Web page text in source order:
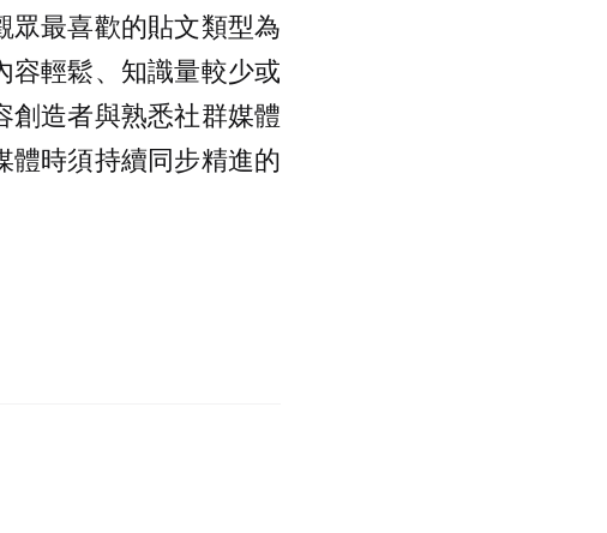
眾最喜歡的貼文類型為
容輕鬆、知識量較少或
創造者與熟悉社群媒體
體時須持續同步精進的